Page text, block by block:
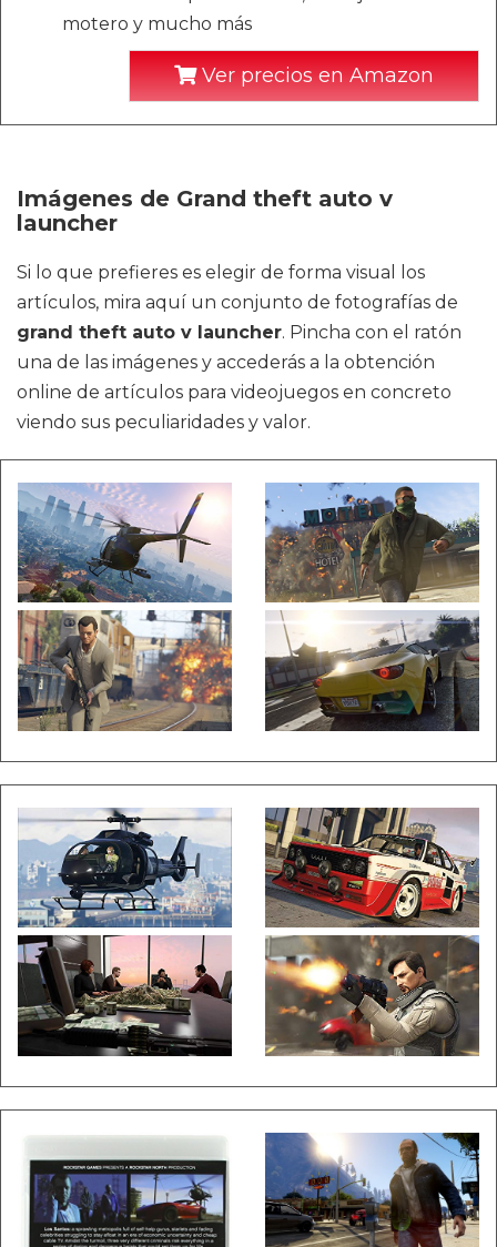
motero y mucho más
Ver precios en Amazon
Imágenes de Grand theft auto v
launcher
Si lo que prefieres es elegir de forma visual los
artículos, mira aquí un conjunto de fotografías de
grand theft auto v launcher. Pincha con el ratón
una de las imágenes y accederás a la obtención
online de artículos para videojuegos en concreto
viendo sus peculiaridades y valor.